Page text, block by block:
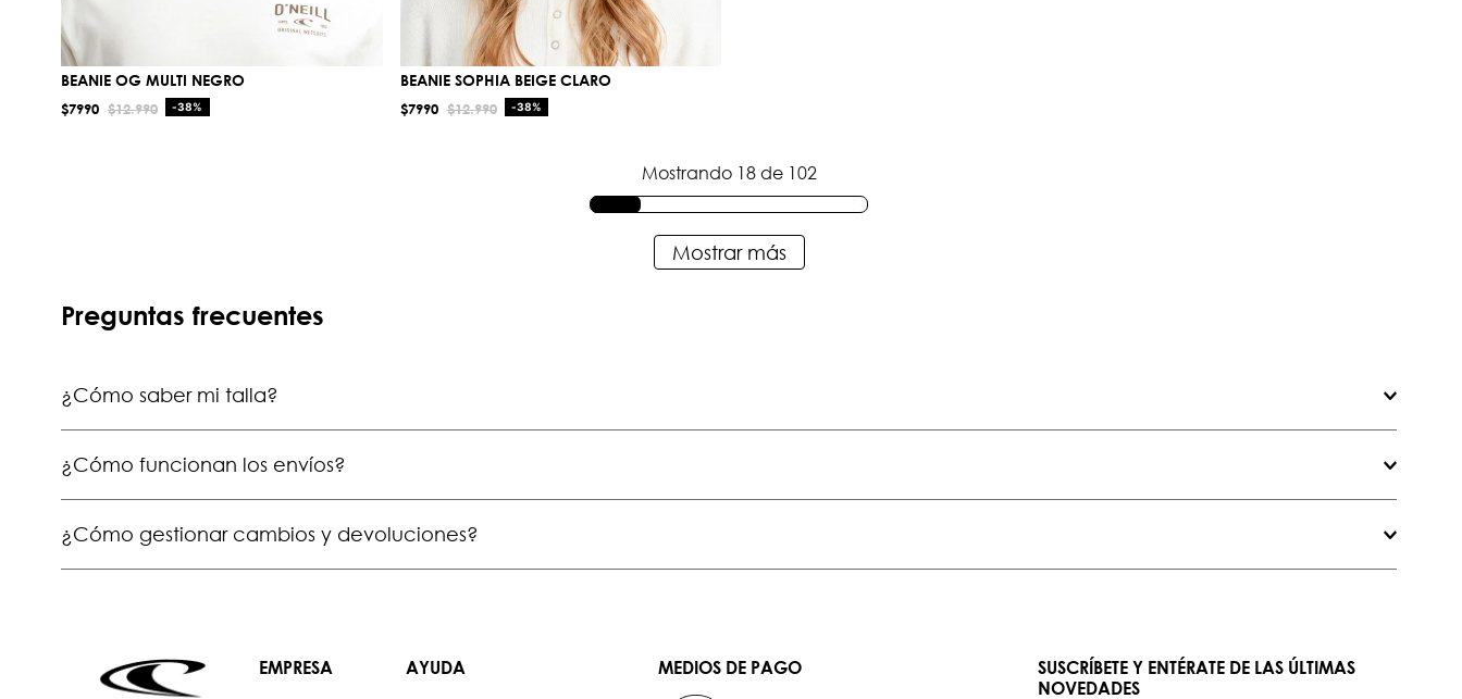
BEANIE OG MULTI NEGRO
$12.990
$7990 -38%
BEANIE SOPHIA BEIGE CLARO
$12.990
$7990 -38%
Mostrando 18 de 102
Mostrar más
Preguntas frecuentes
¿Cómo saber mi talla?
¿Cómo funcionan los envíos?
¿Cómo gestionar cambios y devoluciones?
EMPRESA AYUDA MEDIOS DE PAGO
SUSCRÍBETE Y ENTÉRATE DE LAS ÚLTIMAS
NOVEDADES